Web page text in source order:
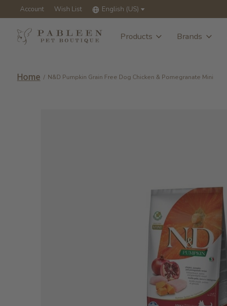
Account Wish List English (US)
Products Brands
Home / N&D Pumpkin Grain Free Dog Chicken & Pomegranate Mini